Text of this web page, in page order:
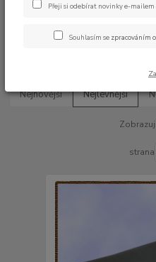
KOŽENÉ
Nejnovější Nejlevnější
strana
Přeji si odebírat novinky e-mailem
Souhlasím se zpracováním